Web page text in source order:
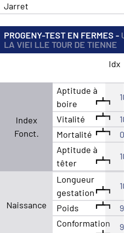
Jarret
PROGENY-TEST EN FERMES -
LA VIEI LLE TOUR DE TIENNE
Idx
Index
Fonct.
Aptitude à
boire
Vitalité
Mortalité
0
Aptitude à
têter
Naissance
Longueur
gestation
Poids
Conformation